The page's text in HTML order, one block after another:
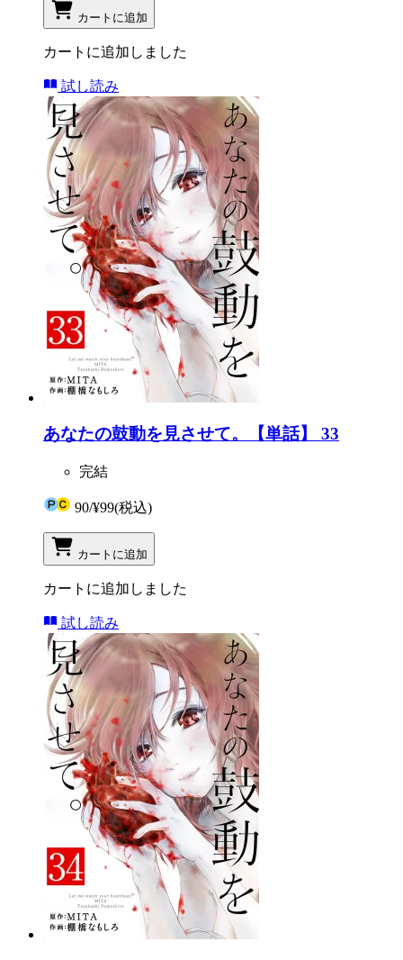
カートに追加
カートに追加しました
試し読み
あなたの鼓動を見させて。【単話】 33
完結
90/¥99(税込)
カートに追加
カートに追加しました
試し読み